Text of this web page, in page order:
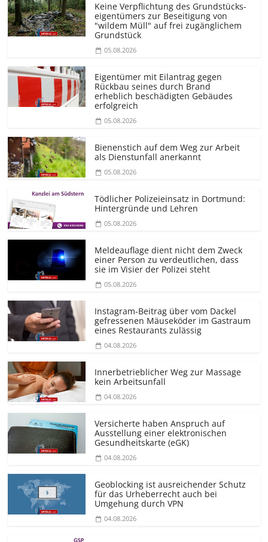
Keine Verpflichtung des Grundstücks­
eigentümers zur Beseitigung von
"wildem Müll" auf frei zugänglichem
Grundstück
05.08.2026
Eigentümer mit Eilantrag gegen
Rückbau seines durch Brand
erheblich beschädigten Gebäudes
erfolgreich
05.08.2026
Bienenstich auf dem Weg zur Arbeit
als Dienstunfall anerkannt
05.08.2026
Tödlicher Polizeieinsatz in Dortmund:
Hintergründe und Lehren
05.08.2026
Meldeauflage dient nicht dem Zweck
einer Person zu verdeutlichen, dass
sie im Visier der Polizei steht
05.08.2026
Instagram-Beitrag über vom Dackel
gefressenen Mäuseköder im Gastraum
eines Restaurants zulässig
04.08.2026
Innerbetrieblicher Weg zur Massage
kein Arbeitsunfall
04.08.2026
Versicherte haben Anspruch auf
Ausstellung einer elektronischen
Gesundheitskarte (eGK)
04.08.2026
Geoblocking ist ausreichender Schutz
für das Urheberrecht auch bei
Umgehung durch VPN
04.08.2026